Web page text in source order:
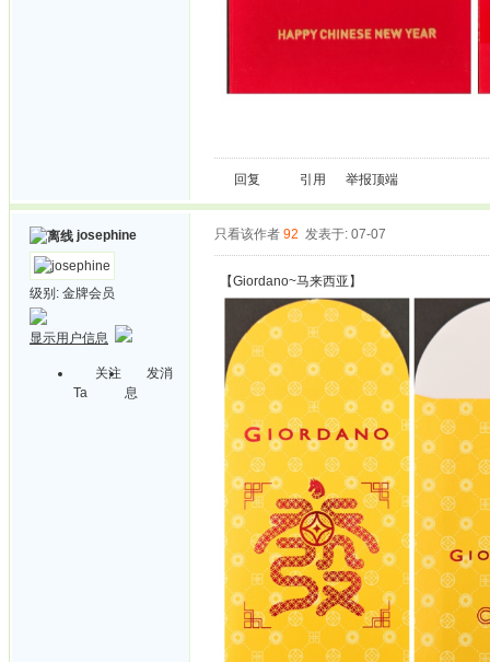
回复 引用 举报顶端
josephine
级别: 金牌会员
显示用户信息
关注
Ta
发消
息
只看该作者 92 发表于: 07-07
【Giordano~马来西亚】